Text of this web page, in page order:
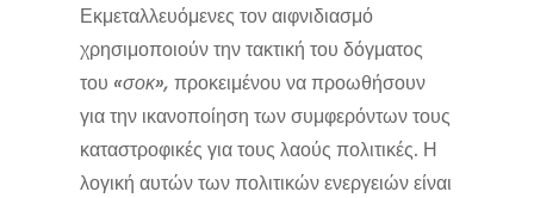
Εκμεταλλευόμενες τον αιφνιδιασμό
χρησιμοποιούν την τακτική του δόγματος
του «σοκ», προκειμένου να προωθήσουν
για την ικανοποίηση των συμφερόντων τους
καταστροφικές για τους λαούς πολιτικές. Η
λογική αυτών των πολιτικών ενεργειών είναι